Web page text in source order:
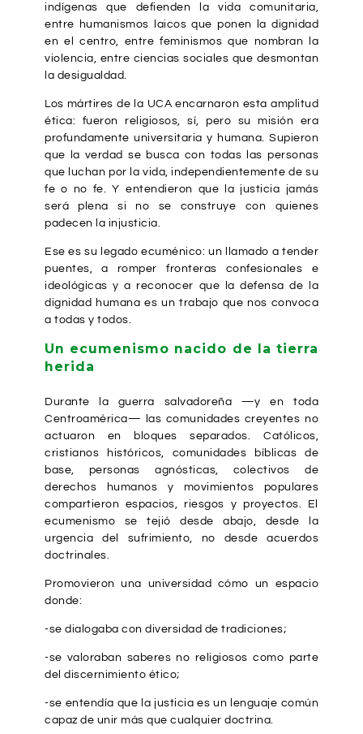
indígenas que defienden la vida comunitaria,
entre humanismos laicos que ponen la dignidad
en el centro, entre feminismos que nombran la
violencia, entre ciencias sociales que desmontan
la desigualdad.
Los mártires de la UCA encarnaron esta amplitud
ética: fueron religiosos, sí, pero su misión era
profundamente universitaria y humana. Supieron
que la verdad se busca con todas las personas
que luchan por la vida, independientemente de su
fe o no fe. Y entendieron que la justicia jamás
será plena si no se construye con quienes
padecen la injusticia.
Ese es su legado ecuménico: un llamado a tender
puentes, a romper fronteras confesionales e
ideológicas y a reconocer que la defensa de la
dignidad humana es un trabajo que nos convoca
a todas y todos.
Un ecumenismo nacido de la tierra
herida
Durante la guerra salvadoreña —y en toda
Centroamérica— las comunidades creyentes no
actuaron en bloques separados. Católicos,
cristianos históricos, comunidades bíblicas de
base, personas agnósticas, colectivos de
derechos humanos y movimientos populares
compartieron espacios, riesgos y proyectos. El
ecumenismo se tejió desde abajo, desde la
urgencia del sufrimiento, no desde acuerdos
doctrinales.
Promovieron una universidad cómo un espacio
donde:
-se dialogaba con diversidad de tradiciones;
-se valoraban saberes no religiosos como parte
del discernimiento ético;
-se entendía que la justicia es un lenguaje común
capaz de unir más que cualquier doctrina.